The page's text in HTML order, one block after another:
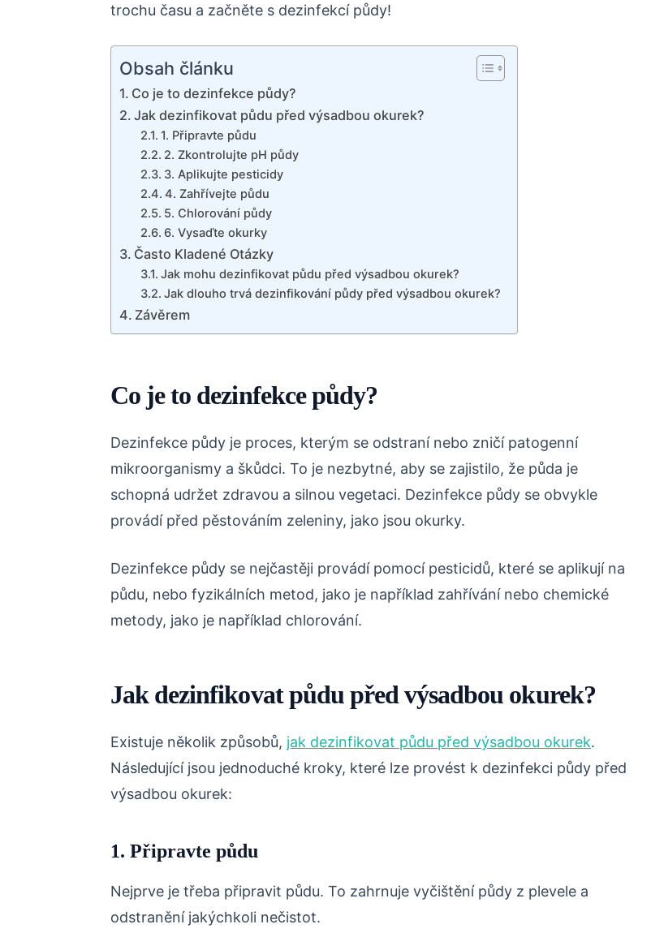
trochu času a začněte s dezinfekcí půdy!
Obsah článku
Co je to dezinfekce půdy?
Jak dezinfikovat půdu před výsadbou okurek?
1. Připravte půdu
2. Zkontrolujte pH půdy
3. Aplikujte pesticidy
4. Zahřívejte půdu
5. Chlorování půdy
6. Vysaďte okurky
Často Kladené Otázky
Jak mohu dezinfikovat půdu před výsadbou okurek?
Jak dlouho trvá dezinfikování půdy před výsadbou okurek?
Závěrem
Co je to dezinfekce půdy?
Dezinfekce půdy je proces, kterým se odstraní nebo zničí patogenní
mikroorganismy a škůdci. To je nezbytné, aby se zajistilo, že půda je
schopná udržet zdravou a silnou vegetaci. Dezinfekce půdy se obvykle
provádí před pěstováním zeleniny, jako jsou okurky.
Dezinfekce půdy se nejčastěji provádí pomocí pesticidů, které se aplikují na
půdu, nebo fyzikálních metod, jako je například zahřívání nebo chemické
metody, jako je například chlorování.
Jak dezinfikovat půdu před výsadbou okurek?
Existuje několik způsobů, jak dezinfikovat půdu před výsadbou okurek.
Následující jsou jednoduché kroky, které lze provést k dezinfekci půdy před
výsadbou okurek:
1. Připravte půdu
Nejprve je třeba připravit půdu. To zahrnuje vyčištění půdy z plevele a
odstranění jakýchkoli nečistot.